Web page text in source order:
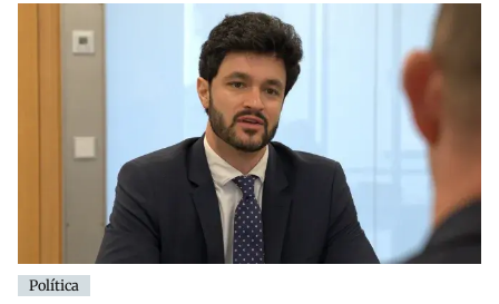
Política